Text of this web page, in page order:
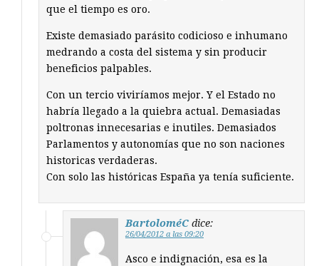
que el tiempo es oro.
Existe demasiado parásito codicioso e inhumano
medrando a costa del sistema y sin producir
beneficios palpables.
Con un tercio viviríamos mejor. Y el Estado no
habría llegado a la quiebra actual. Demasiadas
poltronas innecesarias e inutiles. Demasiados
Parlamentos y autonomías que no son naciones
historicas verdaderas.
Con solo las históricas España ya tenía suficiente.
BartoloméC dice:
26/04/2012 a las 09:20
Asco e indignación, esa es la